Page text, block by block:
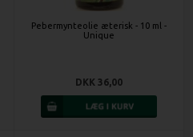
Pebermynteolie æterisk - 10 ml -
Unique
DKK 36,00